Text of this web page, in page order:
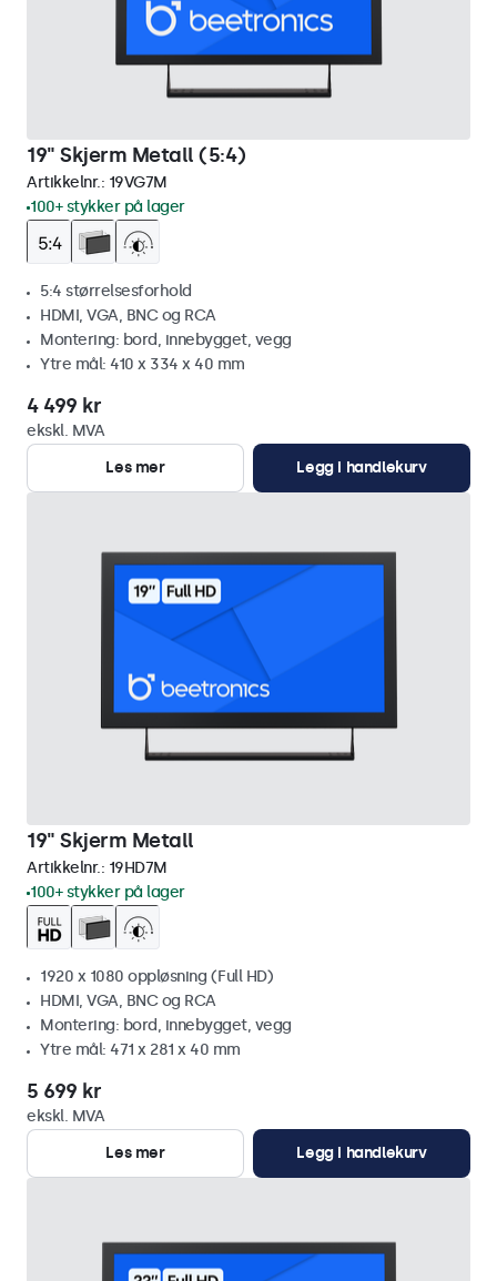
19" Skjerm Metall (5:4)
Artikkelnr.: 19VG7M
100+ stykker på lager
5:4 størrelsesforhold
HDMI, VGA, BNC og RCA
Montering: bord, innebygget, vegg
Ytre mål: 410 x 334 x 40 mm
4 499 kr
ekskl. MVA
Les mer
Legg i handlekurv
19" Skjerm Metall
Artikkelnr.: 19HD7M
100+ stykker på lager
1920 x 1080 oppløsning (Full HD)
HDMI, VGA, BNC og RCA
Montering: bord, innebygget, vegg
Ytre mål: 471 x 281 x 40 mm
5 699 kr
ekskl. MVA
Les mer
Legg i handlekurv